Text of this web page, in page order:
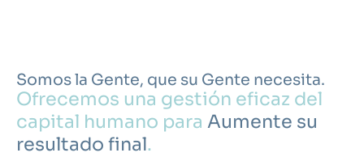
Somos la Gente, que su Gente necesita.
Ofrecemos una gestión eficaz del
capital humano para Aumente su
resultado final.